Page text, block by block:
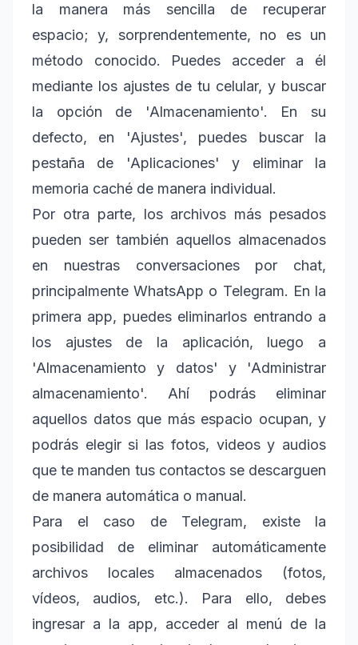
la manera más sencilla de recuperar
espacio; y, sorprendentemente, no es un
método conocido. Puedes acceder a él
mediante los ajustes de tu celular, y buscar
la opción de 'Almacenamiento'. En su
defecto, en 'Ajustes', puedes buscar la
pestaña de 'Aplicaciones' y eliminar la
memoria caché de manera individual.
Por otra parte, los archivos más pesados
pueden ser también aquellos almacenados
en nuestras conversaciones por chat,
principalmente WhatsApp o Telegram. En la
primera app, puedes eliminarlos entrando a
los ajustes de la aplicación, luego a
'Almacenamiento y datos' y 'Administrar
almacenamiento'. Ahí podrás eliminar
aquellos datos que más espacio ocupan, y
podrás elegir si las fotos, videos y audios
que te manden tus contactos se descarguen
de manera automática o manual.
Para el caso de Telegram, existe la
posibilidad de eliminar automáticamente
archivos locales almacenados (fotos,
vídeos, audios, etc.). Para ello, debes
ingresar a la app, acceder al menú de la